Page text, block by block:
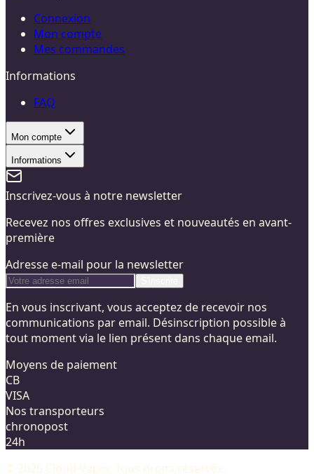
Connexion
Mon compte
Mes commandes
Informations
FAQ
Mon compte
Informations
Inscrivez-vous à notre newsletter
Recevez nos offres exclusives et nouveautés en avant-
première
Adresse e-mail pour la newsletter
En vous inscrivant, vous acceptez de recevoir nos
communications par email. Désinscription possible à
tout moment via le lien présent dans chaque email.
Moyens de paiement
CB
VISA
Nos transporteurs
chronopost
24h
© 2026 Cloud Vapor. Tous droits réservés.